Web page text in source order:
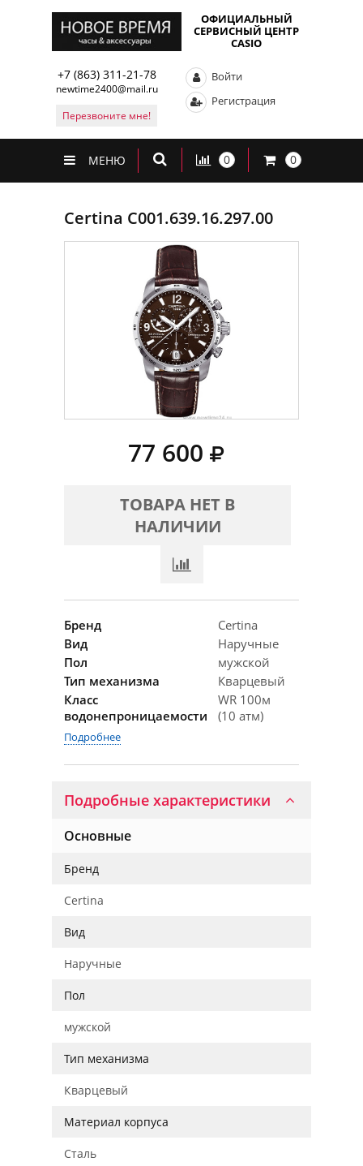
ОФИЦИАЛЬНЫЙ
СЕРВИСНЫЙ ЦЕНТР
CASIO
+7 (863) 311-21-78
newtime2400@mail.ru
Перезвоните мне!
Войти
Регистрация
МЕНЮ 0 0
Certina C001.639.16.297.00
77 600
ТОВАРА НЕТ В
НАЛИЧИИ
Бренд
Certina
Вид
Наручные
Пол
мужской
Тип механизма
Кварцевый
Класс
водонепроницаемости
WR 100м
(10 атм)
Подробнее
Подробные характеристики
Основные
Бренд
Certina
Вид
Наручные
Пол
мужской
Тип механизма
Кварцевый
Материал корпуса
Сталь